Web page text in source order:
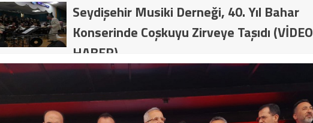
Seydişehir Musiki Derneği, 40. Yıl Bahar
Konserinde Coşkuyu Zirveye Taşıdı (VİDEO
HABER)